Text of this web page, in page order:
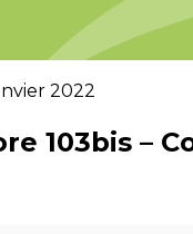
2022
103bis –